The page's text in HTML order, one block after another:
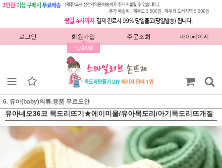
로그인 회원가입
+1,000원
주문조회 마이페이지
6. 유아(baby)의류.용품 무료도안
유아네오36코 목도리뜨기★에이미울/유아목도리/아기목도리뜨개질